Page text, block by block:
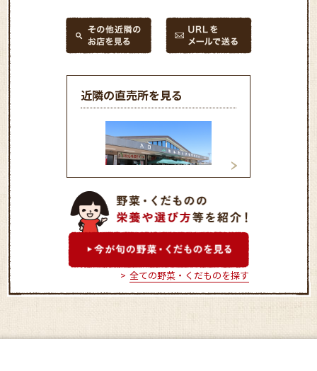
近隣の直売所を見る
たんたんプラザ光陽台 ふれあいの里し
全ての野菜・くだものを探す